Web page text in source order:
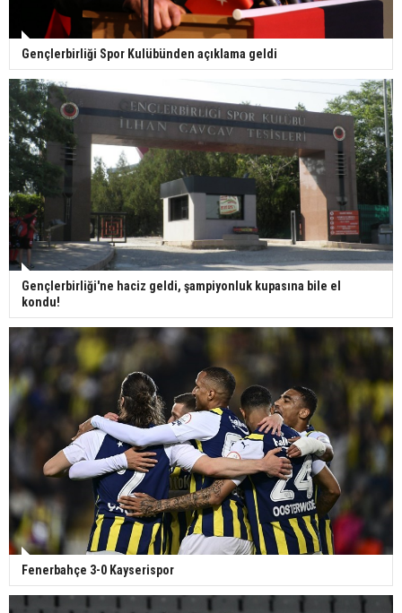
Gençlerbirliği Spor Kulübünden açıklama geldi
Gençlerbirliği'ne haciz geldi, şampiyonluk kupasına bile el
kondu!
Fenerbahçe 3-0 Kayserispor